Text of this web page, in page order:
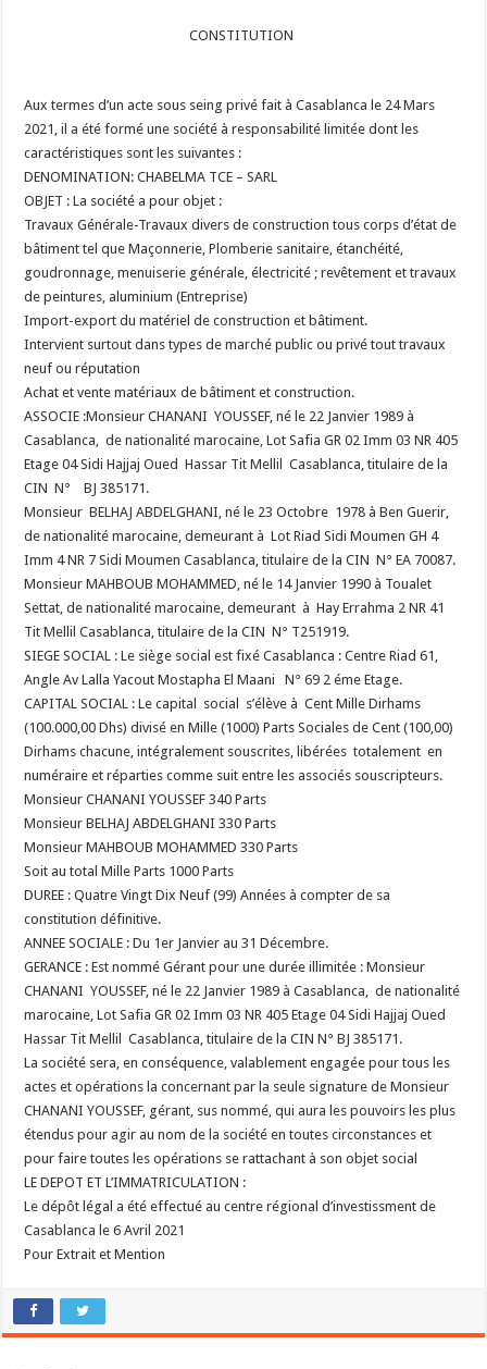
CONSTITUTION
Aux termes d’un acte sous seing privé fait à Casablanca le 24 Mars
2021, il a été formé une société à responsabilité limitée dont les
caractéristiques sont les suivantes :
DENOMINATION: CHABELMA TCE – SARL
OBJET : La société a pour objet :
Travaux Générale-Travaux divers de construction tous corps d’état de
bâtiment tel que Maçonnerie, Plomberie sanitaire, étanchéité,
goudronnage, menuiserie générale, électricité ; revêtement et travaux
de peintures, aluminium (Entreprise)
Import-export du matériel de construction et bâtiment.
Intervient surtout dans types de marché public ou privé tout travaux
neuf ou réputation
Achat et vente matériaux de bâtiment et construction.
ASSOCIE :Monsieur CHANANI YOUSSEF, né le 22 Janvier 1989 à
Casablanca, de nationalité marocaine, Lot Safia GR 02 Imm 03 NR 405
Etage 04 Sidi Hajjaj Oued Hassar Tit Mellil Casablanca, titulaire de la
CIN N° BJ 385171.
Monsieur BELHAJ ABDELGHANI, né le 23 Octobre 1978 à Ben Guerir,
de nationalité marocaine, demeurant à Lot Riad Sidi Moumen GH 4
Imm 4 NR 7 Sidi Moumen Casablanca, titulaire de la CIN N° EA 70087.
Monsieur MAHBOUB MOHAMMED, né le 14 Janvier 1990 à Toualet
Settat, de nationalité marocaine, demeurant à Hay Errahma 2 NR 41
Tit Mellil Casablanca, titulaire de la CIN N° T251919.
SIEGE SOCIAL : Le siège social est fixé Casablanca : Centre Riad 61,
Angle Av Lalla Yacout Mostapha El Maani N° 69 2 éme Etage.
CAPITAL SOCIAL : Le capital social s’élève à Cent Mille Dirhams
(100.000,00 Dhs) divisé en Mille (1000) Parts Sociales de Cent (100,00)
Dirhams chacune, intégralement souscrites, libérées totalement en
numéraire et réparties comme suit entre les associés souscripteurs.
Monsieur CHANANI YOUSSEF 340 Parts
Monsieur BELHAJ ABDELGHANI 330 Parts
Monsieur MAHBOUB MOHAMMED 330 Parts
Soit au total Mille Parts 1000 Parts
DUREE : Quatre Vingt Dix Neuf (99) Années à compter de sa
constitution définitive.
ANNEE SOCIALE : Du 1er Janvier au 31 Décembre.
GERANCE : Est nommé Gérant pour une durée illimitée : Monsieur
CHANANI YOUSSEF, né le 22 Janvier 1989 à Casablanca, de nationalité
marocaine, Lot Safia GR 02 Imm 03 NR 405 Etage 04 Sidi Hajjaj Oued
Hassar Tit Mellil Casablanca, titulaire de la CIN N° BJ 385171.
La société sera, en conséquence, valablement engagée pour tous les
actes et opérations la concernant par la seule signature de Monsieur
CHANANI YOUSSEF, gérant, sus nommé, qui aura les pouvoirs les plus
étendus pour agir au nom de la société en toutes circonstances et
pour faire toutes les opérations se rattachant à son objet social
LE DEPOT ET L’IMMATRICULATION :
Le dépôt légal a été effectué au centre régional d’investissment de
Casablanca le 6 Avril 2021
Pour Extrait et Mention